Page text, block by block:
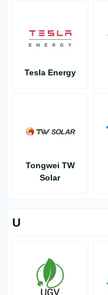
Tesla Energy
Tongwei TW
Solar
U